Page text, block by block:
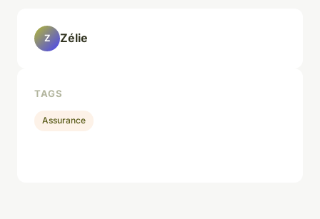
Z Zélie
TAGS
Assurance